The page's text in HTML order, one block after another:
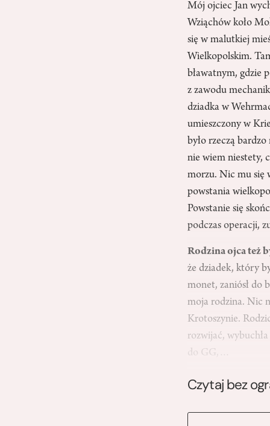
Mój ojciec Jan
Wziąchów koło
się w malutkiej
Wielkopolskim.
bławatnym, gdzie
z zawodu
dziadka w
umieszczony w
było rzeczą
nie wiem niestety,
morzu. Nic mu się
powstania
Powstanie się
podczas operacji,
Rodzina ojca też
że dziadek, który
monet, zaniósł do
moja rodzina. Nic
Krotoszynie.
rozwijać,
do GG,…
Czytaj bez